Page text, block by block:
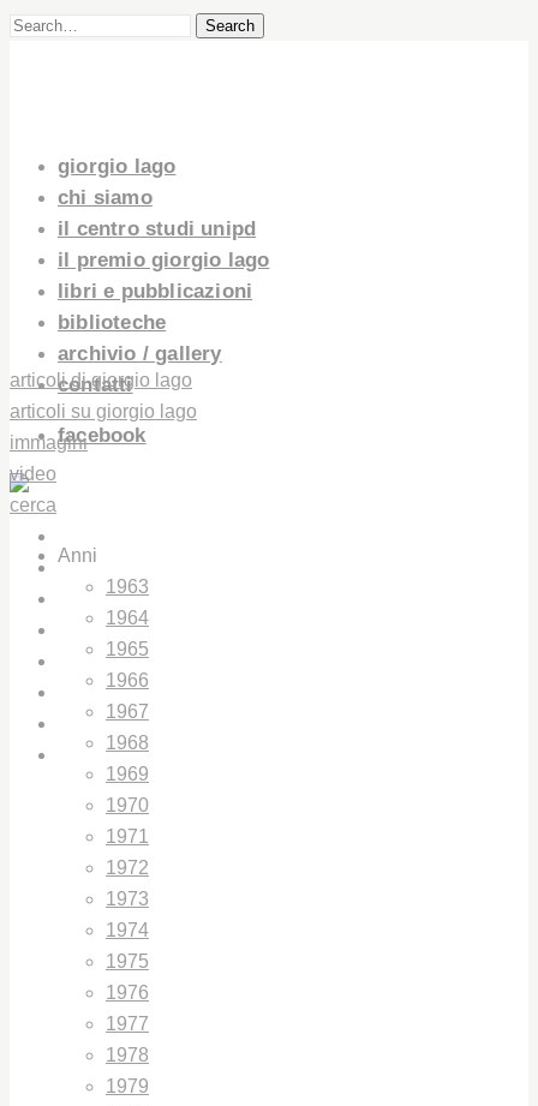
Search
giorgio lago
chi siamo
il centro studi unipd
il premio giorgio lago
libri e pubblicazioni
biblioteche
archivio / gallery
contatti
facebook
CHI SIAMO
IL CENTRO STUDI UNIPD
IL PREMIO GIORGIO LAGO
LIBRI E PUBBLICAZIONI
BIBLIOTECHE
ARCHIVIO / GALLERY
CONTATTI
articoli di giorgio lago
articoli su giorgio lago
immagini
video
cerca
Anni
1963
1964
1965
1966
1967
1968
1969
1970
1971
1972
1973
1974
1975
1976
1977
1978
1979